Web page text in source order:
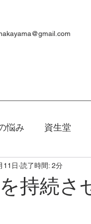
悩み 資生堂
け ｄプログラム
持続さ
11日 読了時間: 2分